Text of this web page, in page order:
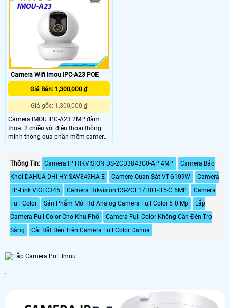
phát hiện chuyển động, phân biệt
người xe, thiết lập hàng rào xâm
nhập giám sát an ninh hiệu quả
Camera Wifi Imou IPC-A23 POE
Giá Bán: 1,300,000 ₫
Giá gốc: 1,300,000 ₫
Camera IMOU IPC-A23 2MP đàm
thoại 2 chiều với điện thoại thông
minh thông qua phần mềm camera
IMOU Life, mang đến người dùng
công tác xa nhà. Camera IMOU
Ranger 2 ghi hình chuẩn nét Full HD
1080P nhờ ống kính 2.
Thông Tin: Camera IP HIKVISION DS-2CD3843G0-AP 4MP
Camera Báo
Khói DAHUA DHI-HY-SAV849HA-E
Camere Quan Sát VT-6109W
Camera
TP-Link VIGI C345
Camera Hikvision DS-2CE17H0T-IT5-C 5MP
Camera
Full Color
Sản Phẩm Mới Hd Analog Camera Full Color 5.0 Mp
Lắp
Camera Full-Color Cho Khu Phố
Camera Full Color Không Cần Đèn Trợ
Sáng
Cài Đặt Đèn Trên Camera Full Color Dahua
'